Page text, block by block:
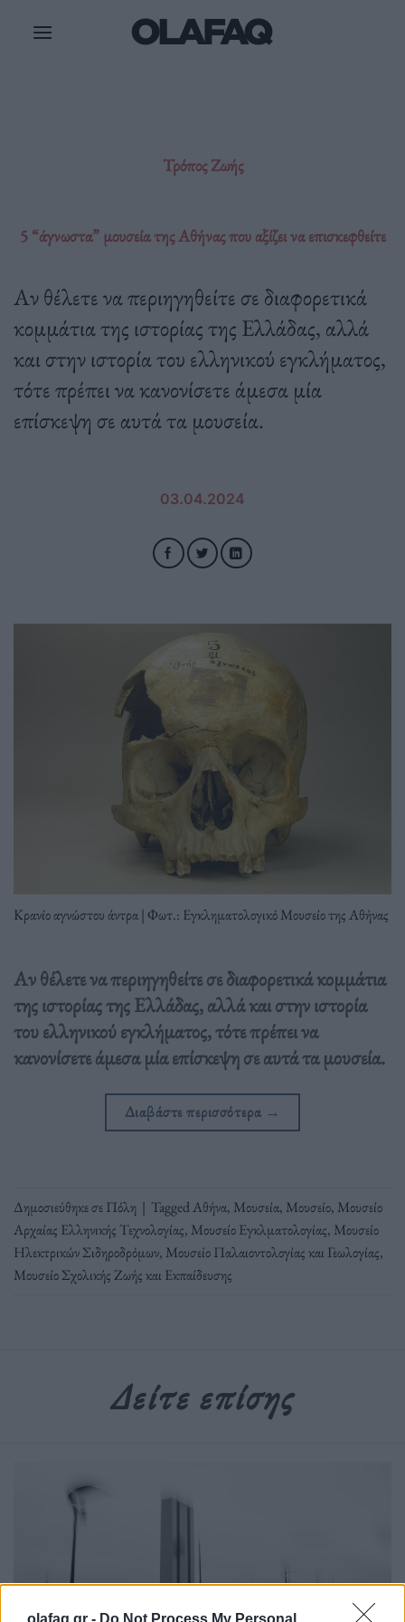
olafaq.gr - Do Not Process My Personal
Τρόπος Ζωής
5 “άγνωστα” μουσεία της Αθήνας που αξίζει να επισκεφθείτε
Αν θέλετε να περιηγηθείτε σε διαφορετικά
κομμάτια της ιστορίας της Ελλάδας, αλλά
και στην ιστορία του ελληνικού εγκλήματος,
τότε πρέπει να κανονίσετε άμεσα μία
επίσκεψη σε αυτά τα μουσεία.
03.04.2024
Κρανίο αγνώστου άντρα | Φωτ.: Εγκληματολογικό Μουσείο της Αθήνας
Αν θέλετε να περιηγηθείτε σε διαφορετικά κομμάτια
της ιστορίας της Ελλάδας, αλλά και στην ιστορία
του ελληνικού εγκλήματος, τότε πρέπει να
κανονίσετε άμεσα μία επίσκεψη σε αυτά τα μουσεία.
Διαβάστε περισσότερα →
Δημοσιεύθηκε σεΠόλη | TaggedΑθήνα, Μουσεία, Μουσείο, Μουσείο
Αρχαίας Ελληνικής Τεχνολογίας, Μουσείο Εγκλματολογίας, Μουσείο
Ηλεκτρικών Σιδηροδρόμων, Μουσείο Παλαιοντολογίας και Γεωλογίας,
Μουσείο Σχολικής Ζωής και Εκπαίδευσης
Δείτε επίσης